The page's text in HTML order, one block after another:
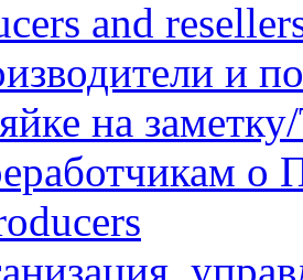
and
и
на
о